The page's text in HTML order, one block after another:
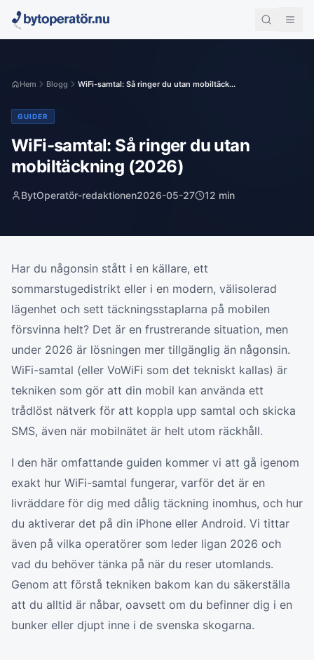
Hem Blogg WiFi-samtal: Så ringer du utan mobiltäck...
GUIDER
WiFi-samtal: Så ringer du utan
mobiltäckning (2026)
BytOperatör-redaktionen2026-05-27 12 min
Har du någonsin stått i en källare, ett
sommarstugedistrikt eller i en modern, välisolerad
lägenhet och sett täckningsstaplarna på mobilen
försvinna helt? Det är en frustrerande situation, men
under 2026 är lösningen mer tillgänglig än någonsin.
WiFi-samtal (eller VoWiFi som det tekniskt kallas) är
tekniken som gör att din mobil kan använda ett
trådlöst nätverk för att koppla upp samtal och skicka
SMS, även när mobilnätet är helt utom räckhåll.
I den här omfattande guiden kommer vi att gå igenom
exakt hur WiFi-samtal fungerar, varför det är en
livräddare för dig med dålig täckning inomhus, och hur
du aktiverar det på din iPhone eller Android. Vi tittar
även på vilka operatörer som leder ligan 2026 och
vad du behöver tänka på när du reser utomlands.
Genom att förstå tekniken bakom kan du säkerställa
att du alltid är nåbar, oavsett om du befinner dig i en
bunker eller djupt inne i de svenska skogarna.